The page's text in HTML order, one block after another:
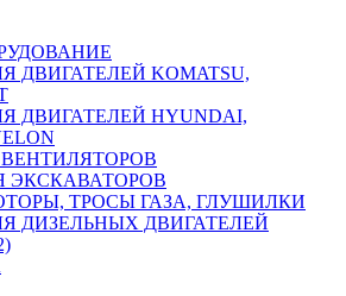
ДВИГАТЕЛЕЙ KOMATSU,
ДВИГАТЕЛЕЙ HYUNDAI,
ЭКСКАВАТОРОВ
ТРОСЫ ГАЗА, ГЛУШИЛКИ
ДИЗЕЛЬНЫХ ДВИГАТЕЛЕЙ